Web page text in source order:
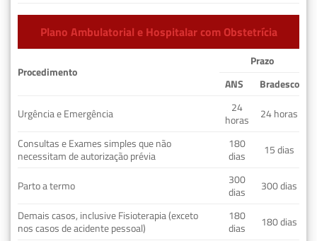
Plano Ambulatorial e Hospitalar com Obstetrícia
Procedimento
Prazo
ANS
Bradesco
Urgência e Emergência
24
horas
24 horas
Consultas e Exames simples que não
necessitam de autorização prévia
180
dias
15 dias
Parto a termo
300
dias
300 dias
Demais casos, inclusive Fisioterapia (exceto
nos casos de acidente pessoal)
180
dias
180 dias